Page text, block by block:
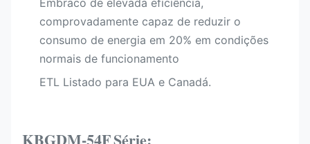
Embraco de elevada eficiência,
comprovadamente capaz de reduzir o
consumo de energia em 20% em condições
normais de funcionamento
ETL Listado para EUA e Canadá.